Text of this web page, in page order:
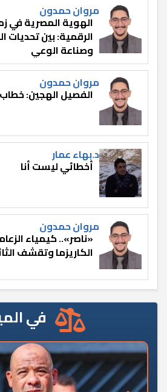
مروان حمدون
الهوية المصرية في
الرقمية: بين تحديات
وصناعة الوعي
مروان حمدون
الفصيل الهجين:
د.بهاء عمار
أخطائي ليست أنا
مروان حمدون
«ناصر».. كيمياء
الكاريزما وتقشف
في